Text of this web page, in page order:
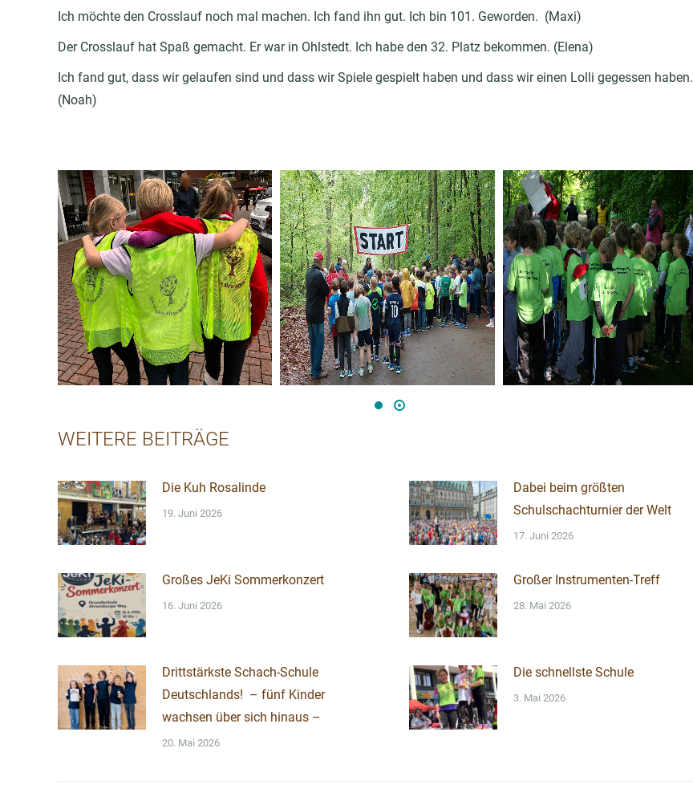
Ich möchte den Crosslauf noch mal machen. Ich fand ihn gut. Ich bin 101. Geworden. (Maxi)
Der Crosslauf hat Spaß gemacht. Er war in Ohlstedt. Ich habe den 32. Platz bekommen. (Elena)
Ich fand gut, dass wir gelaufen sind und dass wir Spiele gespielt haben und dass wir einen Lolli gegessen haben.
(Noah)
WEITERE BEITRÄGE
Die Kuh Rosalinde
19. Juni 2026
Dabei beim größten
Schulschachturnier der Welt
17. Juni 2026
Großes JeKi Sommerkonzert
16. Juni 2026
Großer Instrumenten-Treff
28. Mai 2026
Drittstärkste Schach-Schule
Deutschlands! – fünf Kinder
wachsen über sich hinaus –
20. Mai 2026
Die schnellste Schule
3. Mai 2026